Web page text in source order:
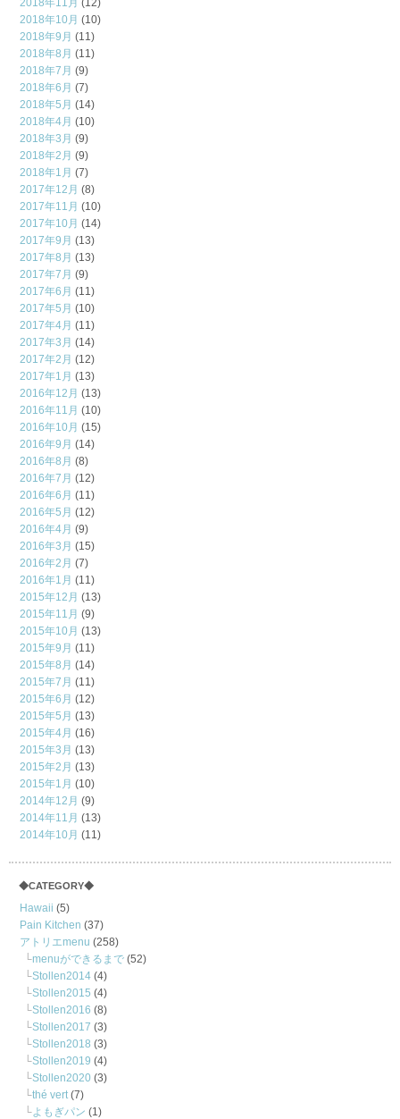
2018年11月 (12)
2018年10月 (10)
2018年9月 (11)
2018年8月 (11)
2018年7月 (9)
2018年6月 (7)
2018年5月 (14)
2018年4月 (10)
2018年3月 (9)
2018年2月 (9)
2018年1月 (7)
2017年12月 (8)
2017年11月 (10)
2017年10月 (14)
2017年9月 (13)
2017年8月 (13)
2017年7月 (9)
2017年6月 (11)
2017年5月 (10)
2017年4月 (11)
2017年3月 (14)
2017年2月 (12)
2017年1月 (13)
2016年12月 (13)
2016年11月 (10)
2016年10月 (15)
2016年9月 (14)
2016年8月 (8)
2016年7月 (12)
2016年6月 (11)
2016年5月 (12)
2016年4月 (9)
2016年3月 (15)
2016年2月 (7)
2016年1月 (11)
2015年12月 (13)
2015年11月 (9)
2015年10月 (13)
2015年9月 (11)
2015年8月 (14)
2015年7月 (11)
2015年6月 (12)
2015年5月 (13)
2015年4月 (16)
2015年3月 (13)
2015年2月 (13)
2015年1月 (10)
2014年12月 (9)
2014年11月 (13)
2014年10月 (11)
◆CATEGORY◆
Hawaii (5)
Pain Kitchen (37)
アトリエmenu (258)
menuができるまで (52)
Stollen2014 (4)
Stollen2015 (4)
Stollen2016 (8)
Stollen2017 (3)
Stollen2018 (3)
Stollen2019 (4)
Stollen2020 (3)
thé vert(7)
よもぎパン (1)